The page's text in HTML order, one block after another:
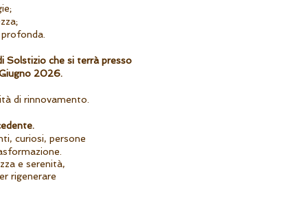
Solstizio che si terrà presso
2026.
di rinnovamento.
curiosi, persone
e serenità,
rigenerare